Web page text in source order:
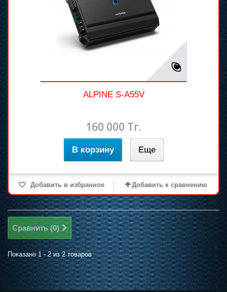
ALPINE S-A55V
160 000 Тг.
В корзину Еще
Добавить в избранное Добавить к сравнению
Сравнить (0)
Показано 1 - 2 из 2 товаров